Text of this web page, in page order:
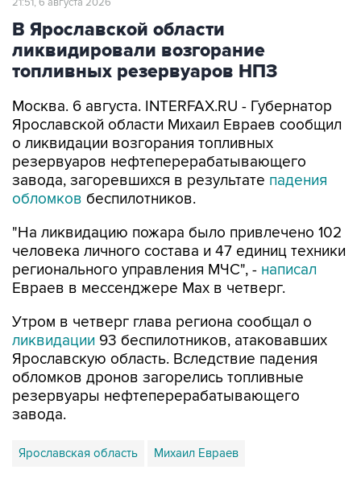
В Ярославской области
ликвидировали возгорание
топливных резервуаров НПЗ
Москва. 6 августа. INTERFAX.RU - Губернатор
Ярославской области Михаил Евраев сообщил
о ликвидации возгорания топливных
резервуаров нефтеперерабатывающего
завода, загоревшихся в результате падения
обломков беспилотников.
"На ликвидацию пожара было привлечено 102
человека личного состава и 47 единиц техники
регионального управления МЧС", - написал
Евраев в мессенджере Мах в четверг.
Утром в четверг глава региона сообщал о
ликвидации 93 беспилотников, атаковавших
Ярославскую область. Вследствие падения
обломков дронов загорелись топливные
резервуары нефтеперерабатывающего
завода.
Ярославская область Михаил Евраев